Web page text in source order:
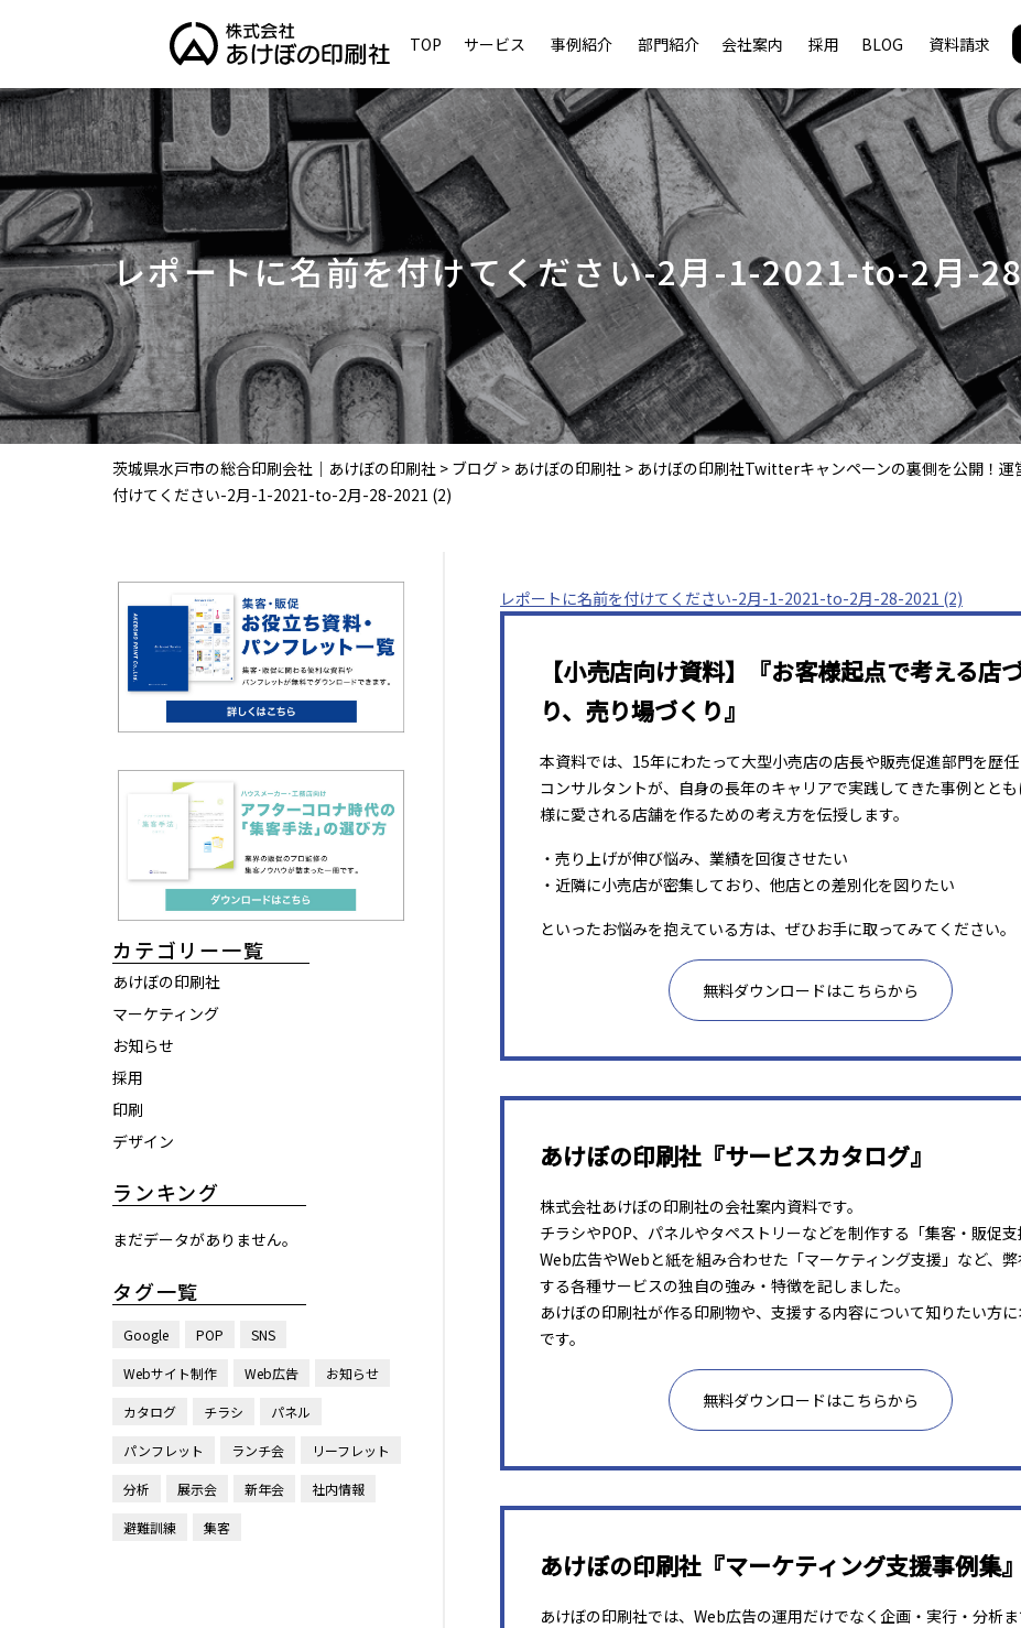
TOP サービス 事例紹介 部門紹介 会社案内 採用 BLOG 資料請求
レポートに名前を付けてください-2月-1-2021-to-2月-
茨城県水戸市の総合印刷会社｜あけぼの印刷社 > ブログ > あけぼの印刷社 > あけぼの印刷社Twitterキャンペーンの裏側を公開！運
付けてください-2月-1-2021-to-2月-28-2021 (2)
カテゴリー一覧
あけぼの印刷社
マーケティング
お知らせ
採用
印刷
デザイン
ランキング
まだデータがありません。
タグ一覧
Google POP SNS
Webサイト制作 Web広告 お知らせ
カタログ チラシ パネル
パンフレット ランチ会 リーフレット
分析 展示会 新年会 社内情報
避難訓練 集客
レポートに名前を付けてください-2月-1-2021-to-2月-28-2021 (2)
【小売店向け資料】『お客様起点で考える店
り、売り場づくり』
本資料では、15年にわたって大型小売店の店長や販売促進部門を歴
コンサルタントが、自身の長年のキャリアで実践してきた事例とと
様に愛される店舗を作るための考え方を伝授します。
・売り上げが伸び悩み、業績を回復させたい
・近隣に小売店が密集しており、他店との差別化を図りたい
といったお悩みを抱えている方は、ぜひお手に取ってみてください。
無料ダウンロードはこちらから
あけぼの印刷社『サービスカタログ』
株式会社あけぼの印刷社の会社案内資料です。
チラシやPOP、パネルやタペストリーなどを制作する「集客・販促支
Web広告やWebと紙を組み合わせた「マーケティング支援」など、
する各種サービスの独自の強み・特徴を記しました。
あけぼの印刷社が作る印刷物や、支援する内容について知りたい方に
です。
無料ダウンロードはこちらから
あけぼの印刷社『マーケティング支援事例集』
あけぼの印刷社では、Web広告の運用だけでなく企画・実行・分析